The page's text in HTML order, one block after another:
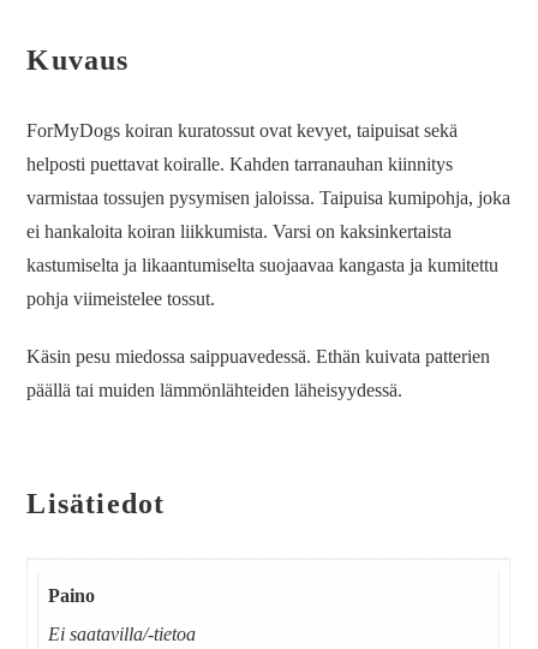
Kuvaus
ForMyDogs koiran kuratossut ovat kevyet, taipuisat sekä
helposti puettavat koiralle. Kahden tarranauhan kiinnitys
varmistaa tossujen pysymisen jaloissa. Taipuisa kumipohja, joka
ei hankaloita koiran liikkumista. Varsi on kaksinkertaista
kastumiselta ja likaantumiselta suojaavaa kangasta ja kumitettu
pohja viimeistelee tossut.
Käsin pesu miedossa saippuavedessä. Ethän kuivata patterien
päällä tai muiden lämmönlähteiden läheisyydessä.
Lisätiedot
Paino
Ei saatavilla/-tietoa